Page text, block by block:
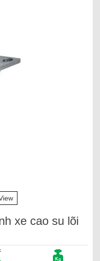
xe cao su lõi